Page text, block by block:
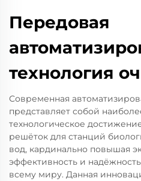
Передовая
технология
Современная
представляет собой
технологическое
решёток для станций
вод, кардинально повышая
эффективность и
всему миру. Данная